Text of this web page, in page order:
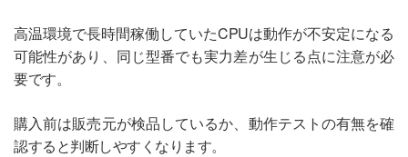
高温環境で長時間稼働していたCPUは動作が不安定になる
可能性があり、同じ型番でも実力差が生じる点に注意が必
要です。
購入前は販売元が検品しているか、動作テストの有無を確
認すると判断しやすくなります。